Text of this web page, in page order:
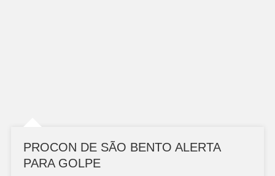
PROCON DE SÃO BENTO ALERTA
PARA GOLPE